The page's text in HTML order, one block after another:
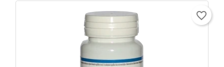
favorite_border